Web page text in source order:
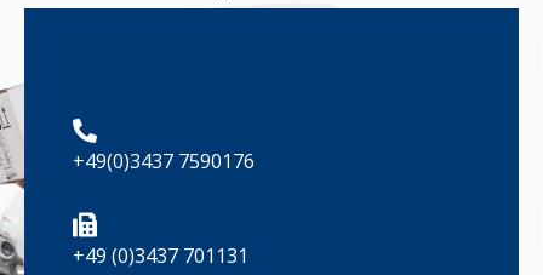
+49(0)3437 7590176
+49 (0)3437 701131